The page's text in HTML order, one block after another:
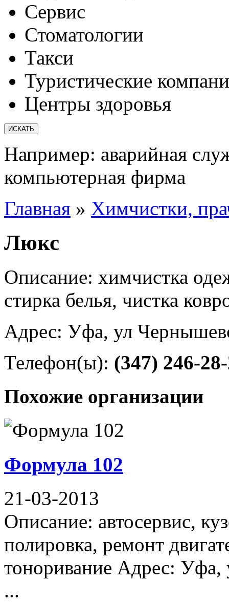
Сервис
Стоматологии
Такси
Туристические
Центры здоровья
Например: аварийная
компьютерная фирма
Главная » Химчистки,
Люкс
Описание: химчистка
стирка белья, чистка
Адрес: Уфа, ул
Телефон(ы): (347) 246-
Похожие организации
Формула 102
21-03-2013
Описание: автосервис,
полировка, ремонт
тоноривание Адрес: Уфа,
...